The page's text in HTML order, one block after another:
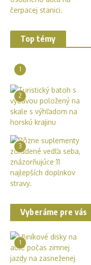
Top témy
1
2
3
Vyberáme pre vás
1